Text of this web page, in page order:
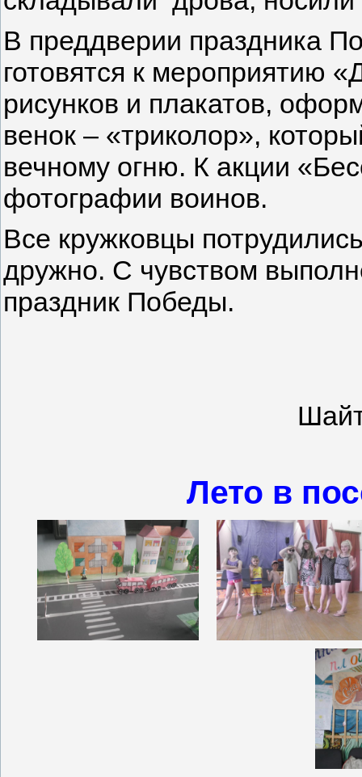
В преддверии праздника
готовятся к мероприятию
рисунков и плакатов,
венок – «триколор»,
вечному огню. К акции
фотографии воинов.
Все кружковцы
дружно. С чувством
праздник Победы.
Лето в